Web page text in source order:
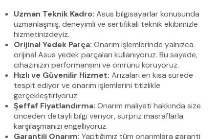
Uzman Teknik Kadro: Asus bilgisayarlar konusunda
uzmanlaşmış, deneyimli ve sertifikalı teknik ekibimizle
hizmetinizdeyiz.
Orijinal Yedek Parça: Onarım işlemlerinde yalnızca
orijinal Asus yedek parçaları kullanıyoruz. Bu sayede,
cihazınızın performansını ve ömrünü koruyoruz.
Hızlı ve Güvenilir Hizmet: Arızaları en kısa sürede
tespit ediyor ve onarım işlemlerini titizlikle
gerçekleştiriyoruz.
Şeffaf Fiyatlandırma: Onarım maliyeti hakkında size
önceden detaylı bilgi veriyor, sürpriz masraflarla
karşılaşmanızı engelliyoruz.
Garantili Onarım: Yaptığımız tüm onarımlara garanti